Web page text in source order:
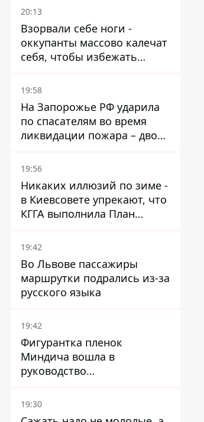
20:13
Взорвали себе ноги -
оккупанты массово калечат
себя, чтобы избежать
штурмов - ГУР
19:58
На Запорожье РФ ударила
по спасателям во время
ликвидации пожара – двое
раненых
19:56
Никаких иллюзий по зиме -
в Киевсовете упрекают, что
КГГА выполнила План
устойчивости на 20%
19:42
Во Львове пассажиры
маршрутки подрались из-за
русского языка
19:42
Фигурантка пленок
Миндича вошла в
руководство
стратегического
госпредприятия - работала
19:30